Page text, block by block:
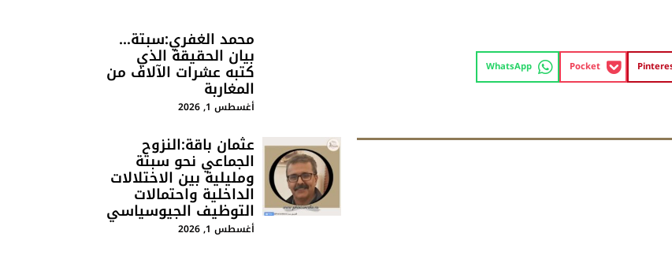
Pocket
WhatsApp
محمد الغفري:سبتة…
بيان الحقيقة الذي
كتبه عشرات الآلاف من
المغاربة
أغسطس 1, 2026
عثمان باقة:النزوح
الجماعي نحو سبتة
ومليلية بين الاختلالات
الداخلية واحتمالات
التوظيف الجيوسياسي
أغسطس 1, 2026